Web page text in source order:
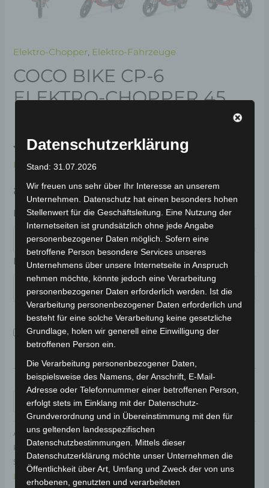
Elektro-Chopper, Elektro-Fahrzeuge
COCO BIKE CP-6
ELEKTRO-CHOPPER 45
Bewertet
mit5.00
basierend
auf
1
Kundenbewertung
Ungeprüfte Gesamtbewertungen
Kundenrezension)
ab1.791,00€ *
Farbe
Reichweite
Aufbauservice 149,00 €
IN DEN WARENKORB
Artikelnummer:CB-CP6
Kategorien:Elektro-Chopper,Elektro-Fahrzeuge
Schlagwörter:45 km/h,2-Personen-Zulassung,2-Rad
Lithium-Akku
Elektro-Chopper
Datenschutzerklärung
Stand: 31.07.2026
Wir freuen uns sehr über Ihr Interesse an unserem
Unternehmen. Datenschutz hat einen besonders hohen
Stellenwert für die Geschäftsleitung. Eine Nutzung der
Internetseiten ist grundsätzlich ohne jede Angabe
personenbezogener Daten möglich. Sofern eine
betroffene Person besondere Services unseres
Unternehmens über unsere Internetseite in Anspruch
nehmen möchte, könnte jedoch eine Verarbeitung
personenbezogener Daten erforderlich werden. Ist die
Verarbeitung personenbezogener Daten erforderlich und
besteht für eine solche Verarbeitung keine gesetzliche
Grundlage, holen wir generell eine Einwilligung der
betroffenen Person ein.
Die Verarbeitung personenbezogener Daten,
beispielsweise des Namens, der Anschrift, E-Mail-
Adresse oder Telefonnummer einer betroffenen Person,
erfolgt stets im Einklang mit der Datenschutz-
Grundverordnung und in Übereinstimmung mit den für
uns geltenden landesspezifischen
Datenschutzbestimmungen. Mittels dieser
Datenschutzerklärung möchte unser Unternehmen die
Öffentlichkeit über Art, Umfang und Zweck der von uns
erhobenen, genutzten und verarbeiteten